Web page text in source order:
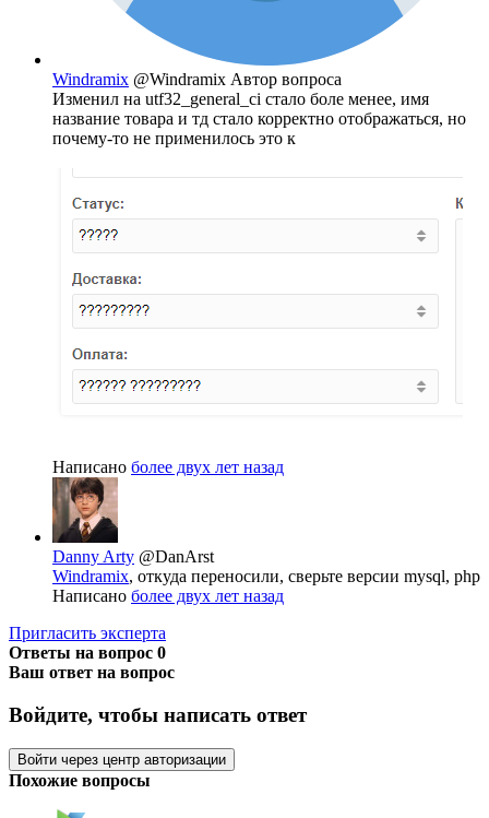
Windramix @Windramix Автор вопроса
Изменил на utf32_general_ci стало боле менее, имя
название товара и тд стало корректно отображаться, но
почему-то не применилось это к
Написано более двух лет назад
Danny Arty @DanArst
Windramix, откуда переносили, сверьте версии mysql, php
Написано более двух лет назад
Пригласить эксперта
Ответы на вопрос 0
Ваш ответ на вопрос
Войдите, чтобы написать ответ
Войти через центр авторизации
Похожие вопросы